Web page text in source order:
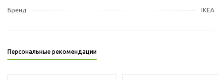
Бренд IKEA
Персональные рекомендации